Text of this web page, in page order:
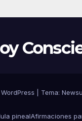
Tema:
pinealAfirmaciones